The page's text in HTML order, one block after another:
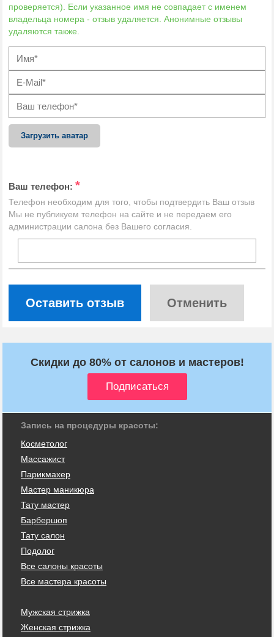
проверяется). Если указанное имя не совпадает с именем
владельца номера - отзыв удаляется. Анонимные отзывы
удаляются также.
Загрузить аватар
Ваш телефон: *
Телефон необходим для того, чтобы подтвердить Ваш отзыв
Мы не публикуем телефон на сайте и не передаем его
администрации салона без Вашего согласия.
Оставить отзыв Отменить
Скидки до 80% от салонов и мастеров!
Запись на процедуры красоты:
Косметолог
Массажист
Парикмахер
Мастер маникюра
Тату мастер
Барбершоп
Тату салон
Подолог
Все салоны красоты
Все мастера красоты
Мужская стрижка
Женская стрижка